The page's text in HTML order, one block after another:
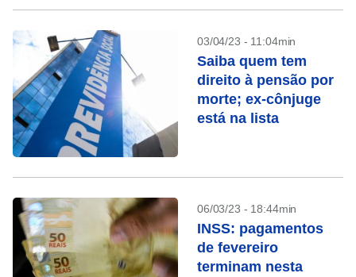
03/04/23 - 11:04min
Saiba quem tem
direito à pensão por
morte; ex-cônjuge
está na lista
06/03/23 - 18:44min
INSS: pagamentos
de fevereiro
terminam nesta